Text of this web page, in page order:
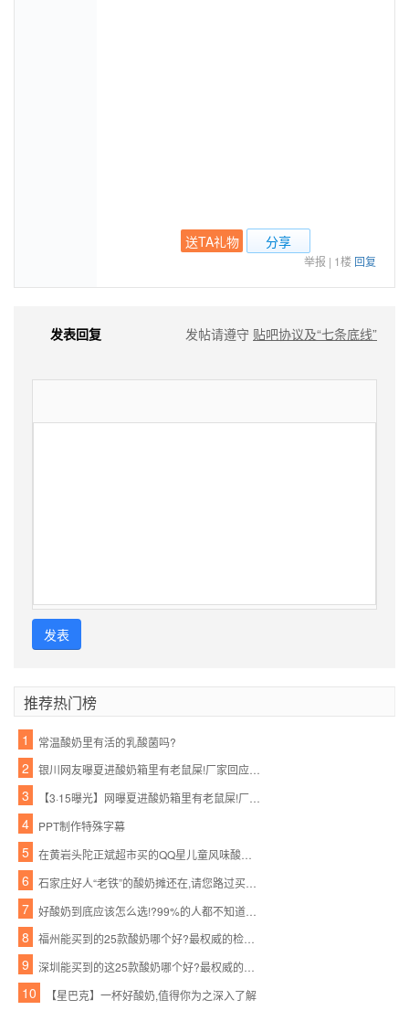
送TA礼物 分享
举报 | 1楼 回复
发表回复 发帖请遵守 贴吧协议及“七条底线”
发表
推荐热门榜
1 常温酸奶里有活的乳酸菌吗?
2 银川网友曝夏进酸奶箱里有老鼠屎!厂家回应失误了?
3
4 PPT制作特殊字幕
5
6
7
8 福州能买到的25款酸奶哪个好?最权威的检测来了!结果你想不到……
9
10 【星巴克】一杯好酸奶,值得你为之深入了解